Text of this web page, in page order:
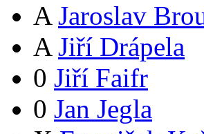
A Jaroslav
A Jiří Drápela
0 Jiří Faifr
0 Jan Jegla